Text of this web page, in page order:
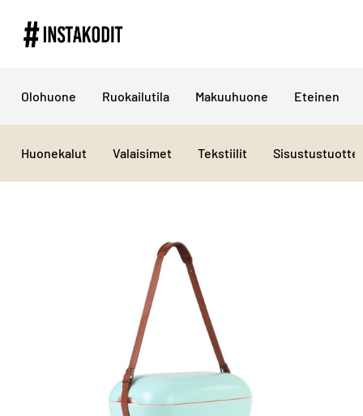
Olohuone Ruokailutila Makuuhuone Eteinen
Huonekalut Valaisimet Tekstiilit